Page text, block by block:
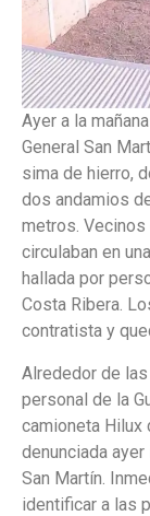
Ayer a la
General San
sima de hierro,
dos andamios
metros.
circulaban en
hallada por
Costa Ribera.
contratista y
Alrededor de
personal de la
camioneta Hilux
denunciada
San Martín.
identificar a las